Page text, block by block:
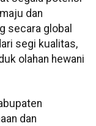
dan
secara global
segi kualitas,
olahan hewani
dan